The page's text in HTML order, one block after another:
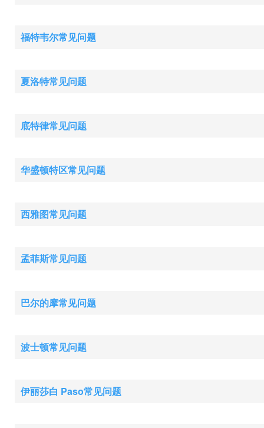
福特韦尔常见问题
夏洛特常见问题
底特律常见问题
华盛顿特区常见问题
西雅图常见问题
孟菲斯常见问题
巴尔的摩常见问题
波士顿常见问题
伊丽莎白 Paso常见问题